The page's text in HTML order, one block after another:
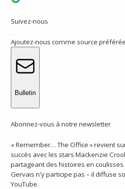
Suivez-nous
Ajoutez-nous comme source
Bulletin
Abonnez-vous à notre newsletter
« Remember… The Office » revient
succès avec les stars Mackenzie
partageant des histoires en coulisses
Gervais n'y participe pas – il diffuse
YouTube.